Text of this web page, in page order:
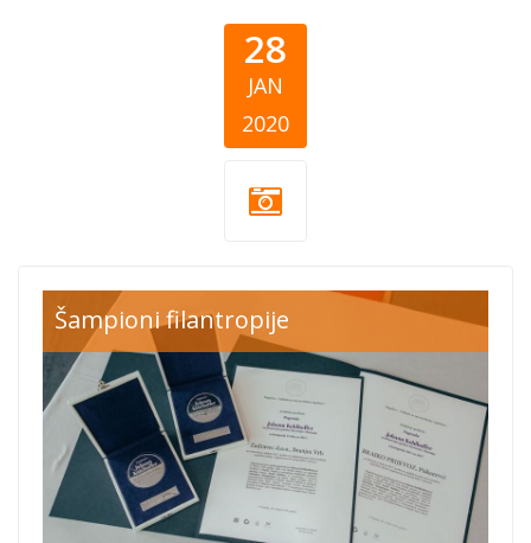
28
JAN
2020
nagrada-
slagalica.jpg
Šampioni filantropije